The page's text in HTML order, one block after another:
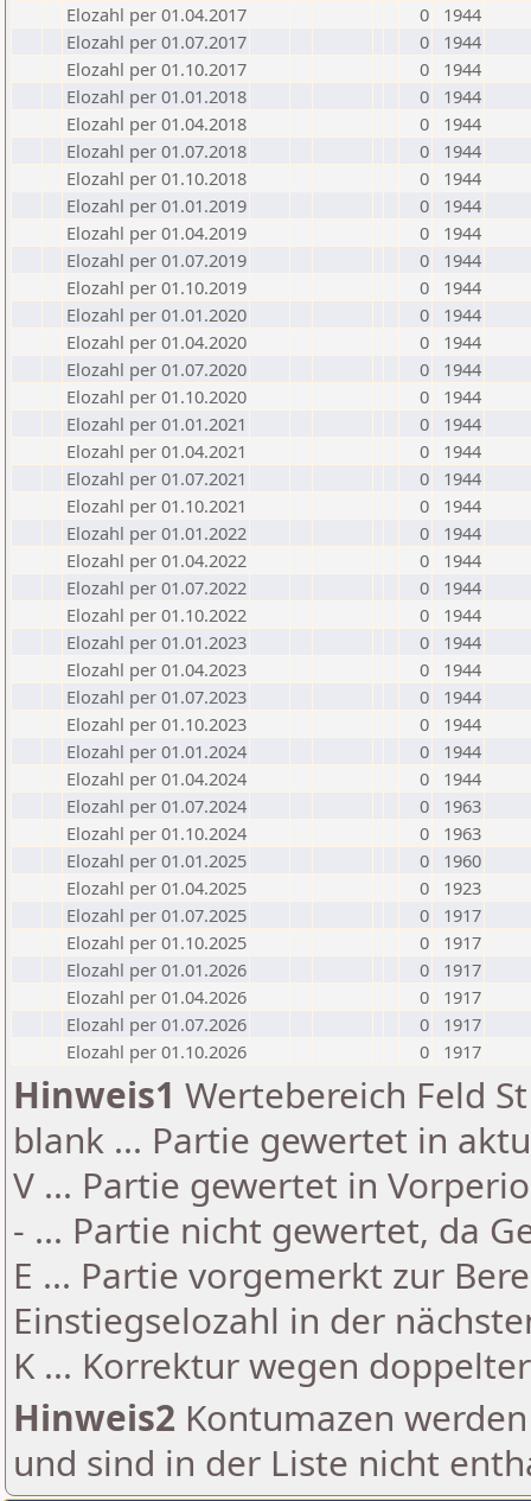
Elozahl per 01.04.2017
0
1944
Elozahl per 01.07.2017
0
1944
Elozahl per 01.10.2017
0
1944
Elozahl per 01.01.2018
0
1944
Elozahl per 01.04.2018
0
1944
Elozahl per 01.07.2018
0
1944
Elozahl per 01.10.2018
0
1944
Elozahl per 01.01.2019
0
1944
Elozahl per 01.04.2019
0
1944
Elozahl per 01.07.2019
0
1944
Elozahl per 01.10.2019
0
1944
Elozahl per 01.01.2020
0
1944
Elozahl per 01.04.2020
0
1944
Elozahl per 01.07.2020
0
1944
Elozahl per 01.10.2020
0
1944
Elozahl per 01.01.2021
0
1944
Elozahl per 01.04.2021
0
1944
Elozahl per 01.07.2021
0
1944
Elozahl per 01.10.2021
0
1944
Elozahl per 01.01.2022
0
1944
Elozahl per 01.04.2022
0
1944
Elozahl per 01.07.2022
0
1944
Elozahl per 01.10.2022
0
1944
Elozahl per 01.01.2023
0
1944
Elozahl per 01.04.2023
0
1944
Elozahl per 01.07.2023
0
1944
Elozahl per 01.10.2023
0
1944
Elozahl per 01.01.2024
0
1944
Elozahl per 01.04.2024
0
1944
Elozahl per 01.07.2024
0
1963
Elozahl per 01.10.2024
0
1963
Elozahl per 01.01.2025
0
1960
Elozahl per 01.04.2025
0
1923
Elozahl per 01.07.2025
0
1917
Elozahl per 01.10.2025
0
1917
Elozahl per 01.01.2026
0
1917
Elozahl per 01.04.2026
0
1917
Elozahl per 01.07.2026
0
1917
Elozahl per 01.10.2026
0 1917
Hinweis1 Wertebereich Feld
blank ... Partie gewertet in
V ... Partie gewertet in
- ... Partie nicht gewertet, da
E ... Partie vorgemerkt zur
Einstiegselozahl in der
K ... Korrektur wegen
Hinweis2 Kontumazen
und sind in der Liste nicht